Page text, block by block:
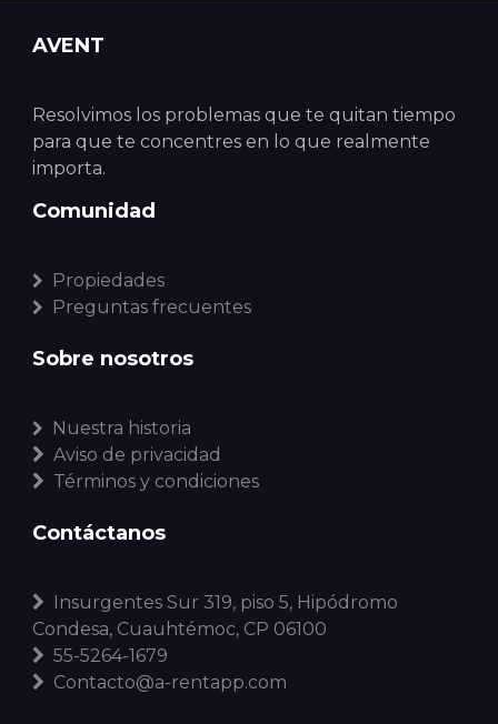
AVENT
Resolvimos los problemas que te quitan tiempo
para que te concentres en lo que realmente
importa.
Comunidad
Propiedades
Preguntas frecuentes
Sobre nosotros
Nuestra historia
Aviso de privacidad
Términos y condiciones
Contáctanos
Insurgentes Sur 319, piso 5, Hipódromo
Condesa, Cuauhtémoc, CP 06100
55-5264-1679
Contacto@a-rentapp.com